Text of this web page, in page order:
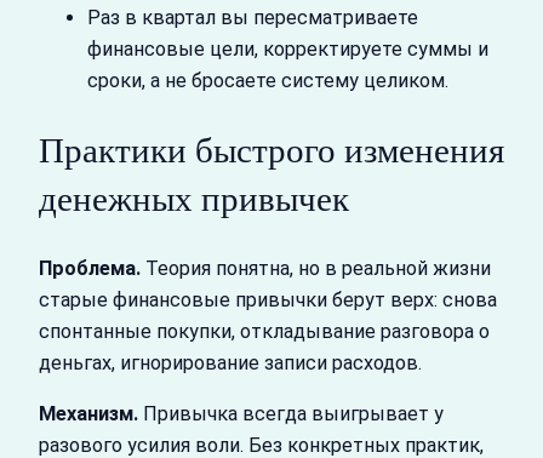
Раз в квартал вы пересматриваете
финансовые цели, корректируете суммы и
сроки, а не бросаете систему целиком.
Практики быстрого изменения
денежных привычек
Проблема. Теория понятна, но в реальной жизни
старые финансовые привычки берут верх: снова
спонтанные покупки, откладывание разговора о
деньгах, игнорирование записи расходов.
Механизм. Привычка всегда выигрывает у
разового усилия воли. Без конкретных практик,